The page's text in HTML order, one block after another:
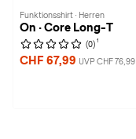
Funktionsshirt · Herren
On · Core Long-T
(0) 1
CHF 67,99 UVP CHF 76,99